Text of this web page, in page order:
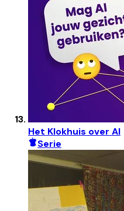
Het Klokhuis over AI
Serie